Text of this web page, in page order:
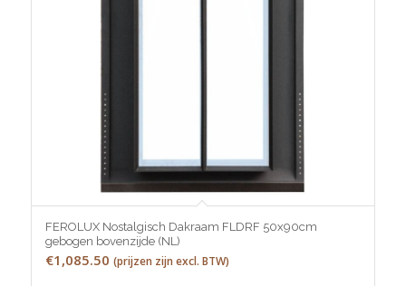
FEROLUX Nostalgisch Dakraam FLDRF 50x90cm
gebogen bovenzijde (NL)
€1,085.50 (prijzen zijn excl. BTW)